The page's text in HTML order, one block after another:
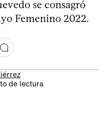
se consagró
Femenino 2022.
de lectura